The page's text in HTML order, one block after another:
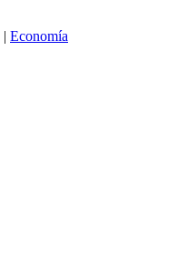
| Economía